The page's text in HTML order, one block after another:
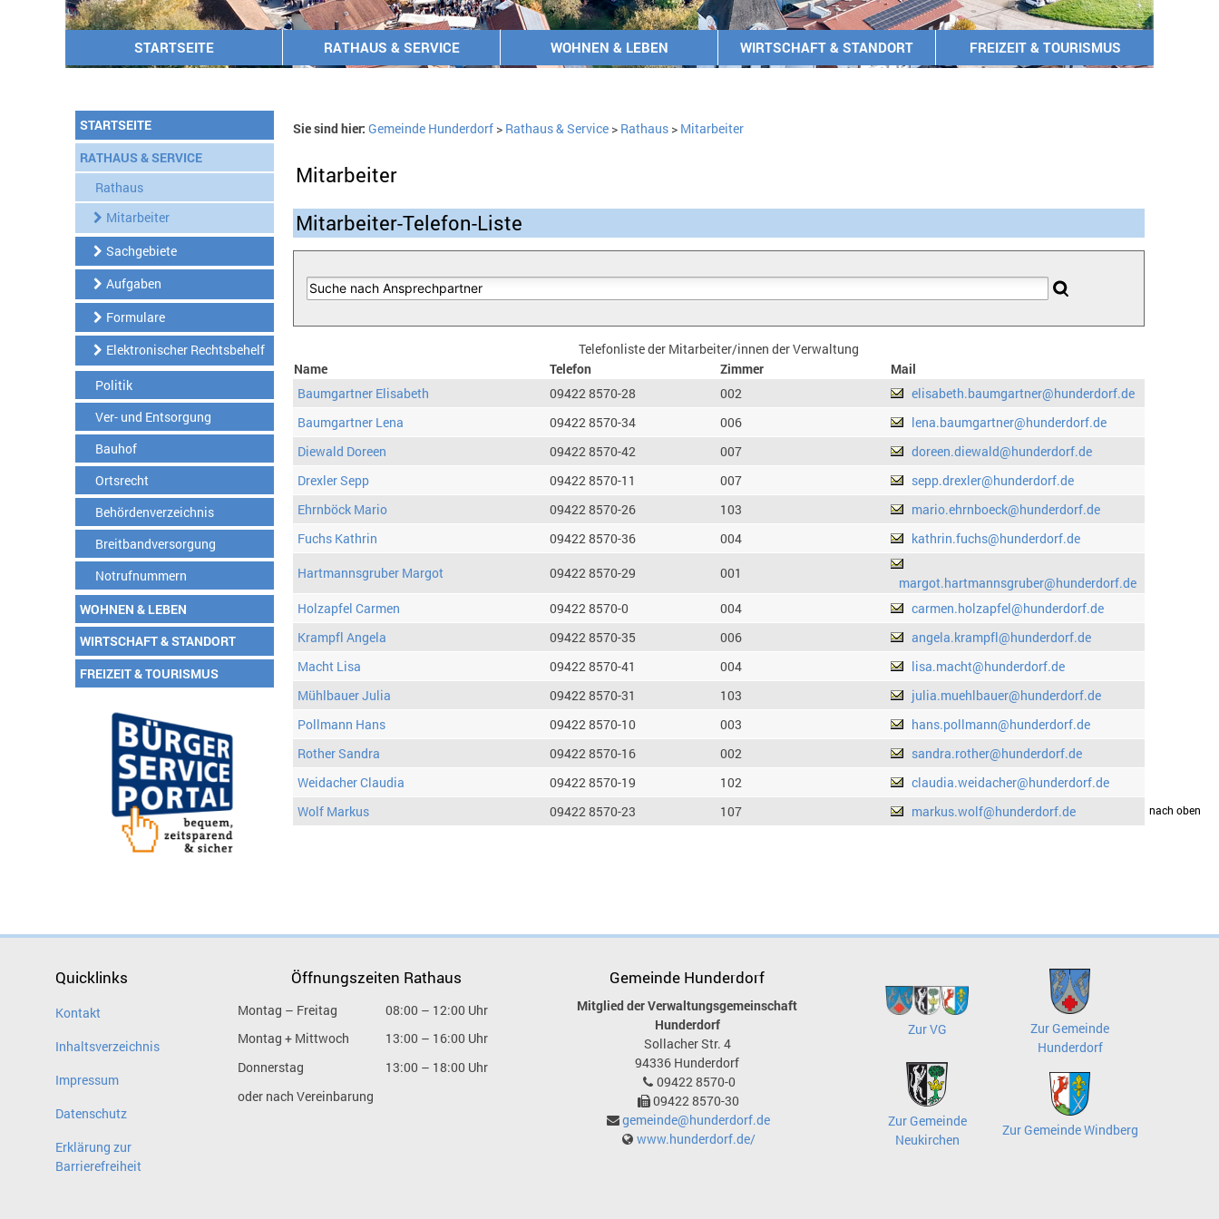
STARTSEITE RATHAUS & SERVICE WOHNEN & LEBEN WIRTSCHAFT & STANDORT FREIZEIT & TOURISMUS
STARTSEITE
RATHAUS & SERVICE
Rathaus
Mitarbeiter
Sachgebiete
Aufgaben
Formulare
Elektronischer Rechtsbehelf
Politik
Ver- und Entsorgung
Bauhof
Ortsrecht
Behördenverzeichnis
Breitbandversorgung
Notrufnummern
WOHNEN & LEBEN
WIRTSCHAFT & STANDORT
FREIZEIT & TOURISMUS
Sie sind hier: Gemeinde Hunderdorf> Rathaus & Service> Rathaus> Mitarbeiter
Mitarbeiter
Mitarbeiter-Telefon-Liste
Telefonliste der Mitarbeiter/innen der Verwaltung
Name
Telefon Zimmer
Mail
Baumgartner Elisabeth
09422 8570-28 002
elisabeth.baumgartner@hunderdorf.de
Baumgartner Lena
09422 8570-34 006
lena.baumgartner@hunderdorf.de
Diewald Doreen
09422 8570-42 007
doreen.diewald@hunderdorf.de
Drexler Sepp
09422 8570-11 007
sepp.drexler@hunderdorf.de
Ehrnböck Mario
09422 8570-26 103
mario.ehrnboeck@hunderdorf.de
Fuchs Kathrin
09422 8570-36 004
kathrin.fuchs@hunderdorf.de
Hartmannsgruber Margot
09422 8570-29 001
margot.hartmannsgruber@hunderdorf.de
Holzapfel Carmen
09422 8570-0 004
carmen.holzapfel@hunderdorf.de
Krampfl Angela
09422 8570-35 006
angela.krampfl@hunderdorf.de
Macht Lisa
09422 8570-41 004
lisa.macht@hunderdorf.de
Mühlbauer Julia
09422 8570-31 103
julia.muehlbauer@hunderdorf.de
Pollmann Hans
09422 8570-10 003
hans.pollmann@hunderdorf.de
Rother Sandra
09422 8570-16 002
sandra.rother@hunderdorf.de
Weidacher Claudia
09422 8570-19 102
claudia.weidacher@hunderdorf.de
Wolf Markus
09422 8570-23 107 markus.wolf@hunderdorf.dedrucken nach oben
Quicklinks
Kontakt
Inhaltsverzeichnis
Impressum
Datenschutz
Erklärung zur
Barrierefreiheit
Öffnungszeiten Rathaus
Montag – Freitag
08:00 – 12:00 Uhr
Montag + Mittwoch
13:00 – 16:00 Uhr
Donnerstag
13:00 – 18:00 Uhr
oder nach Vereinbarung
Gemeinde Hunderdorf
Mitglied der Verwaltungsgemeinschaft
Hunderdorf
Sollacher Str. 4
94336 Hunderdorf
09422 8570-0
09422 8570-30
gemeinde@hunderdorf.de
www.hunderdorf.de/
Zur VG
Zur Gemeinde
Hunderdorf
Zur Gemeinde
Neukirchen
Zur Gemeinde Windberg